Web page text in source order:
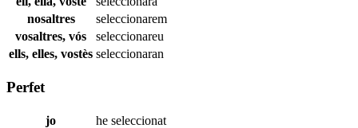
nosaltres
seleccionarem
vosaltres, vós
seleccionareu
ells, elles, vostès seleccionaran
Perfet
jo he seleccionat